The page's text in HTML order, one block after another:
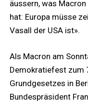
äussern, was
hat: Europa müsse
Vasall der USA ist».
Als Macron am
Demokratiefest zum
Grundgesetzes in
Bundespräsident